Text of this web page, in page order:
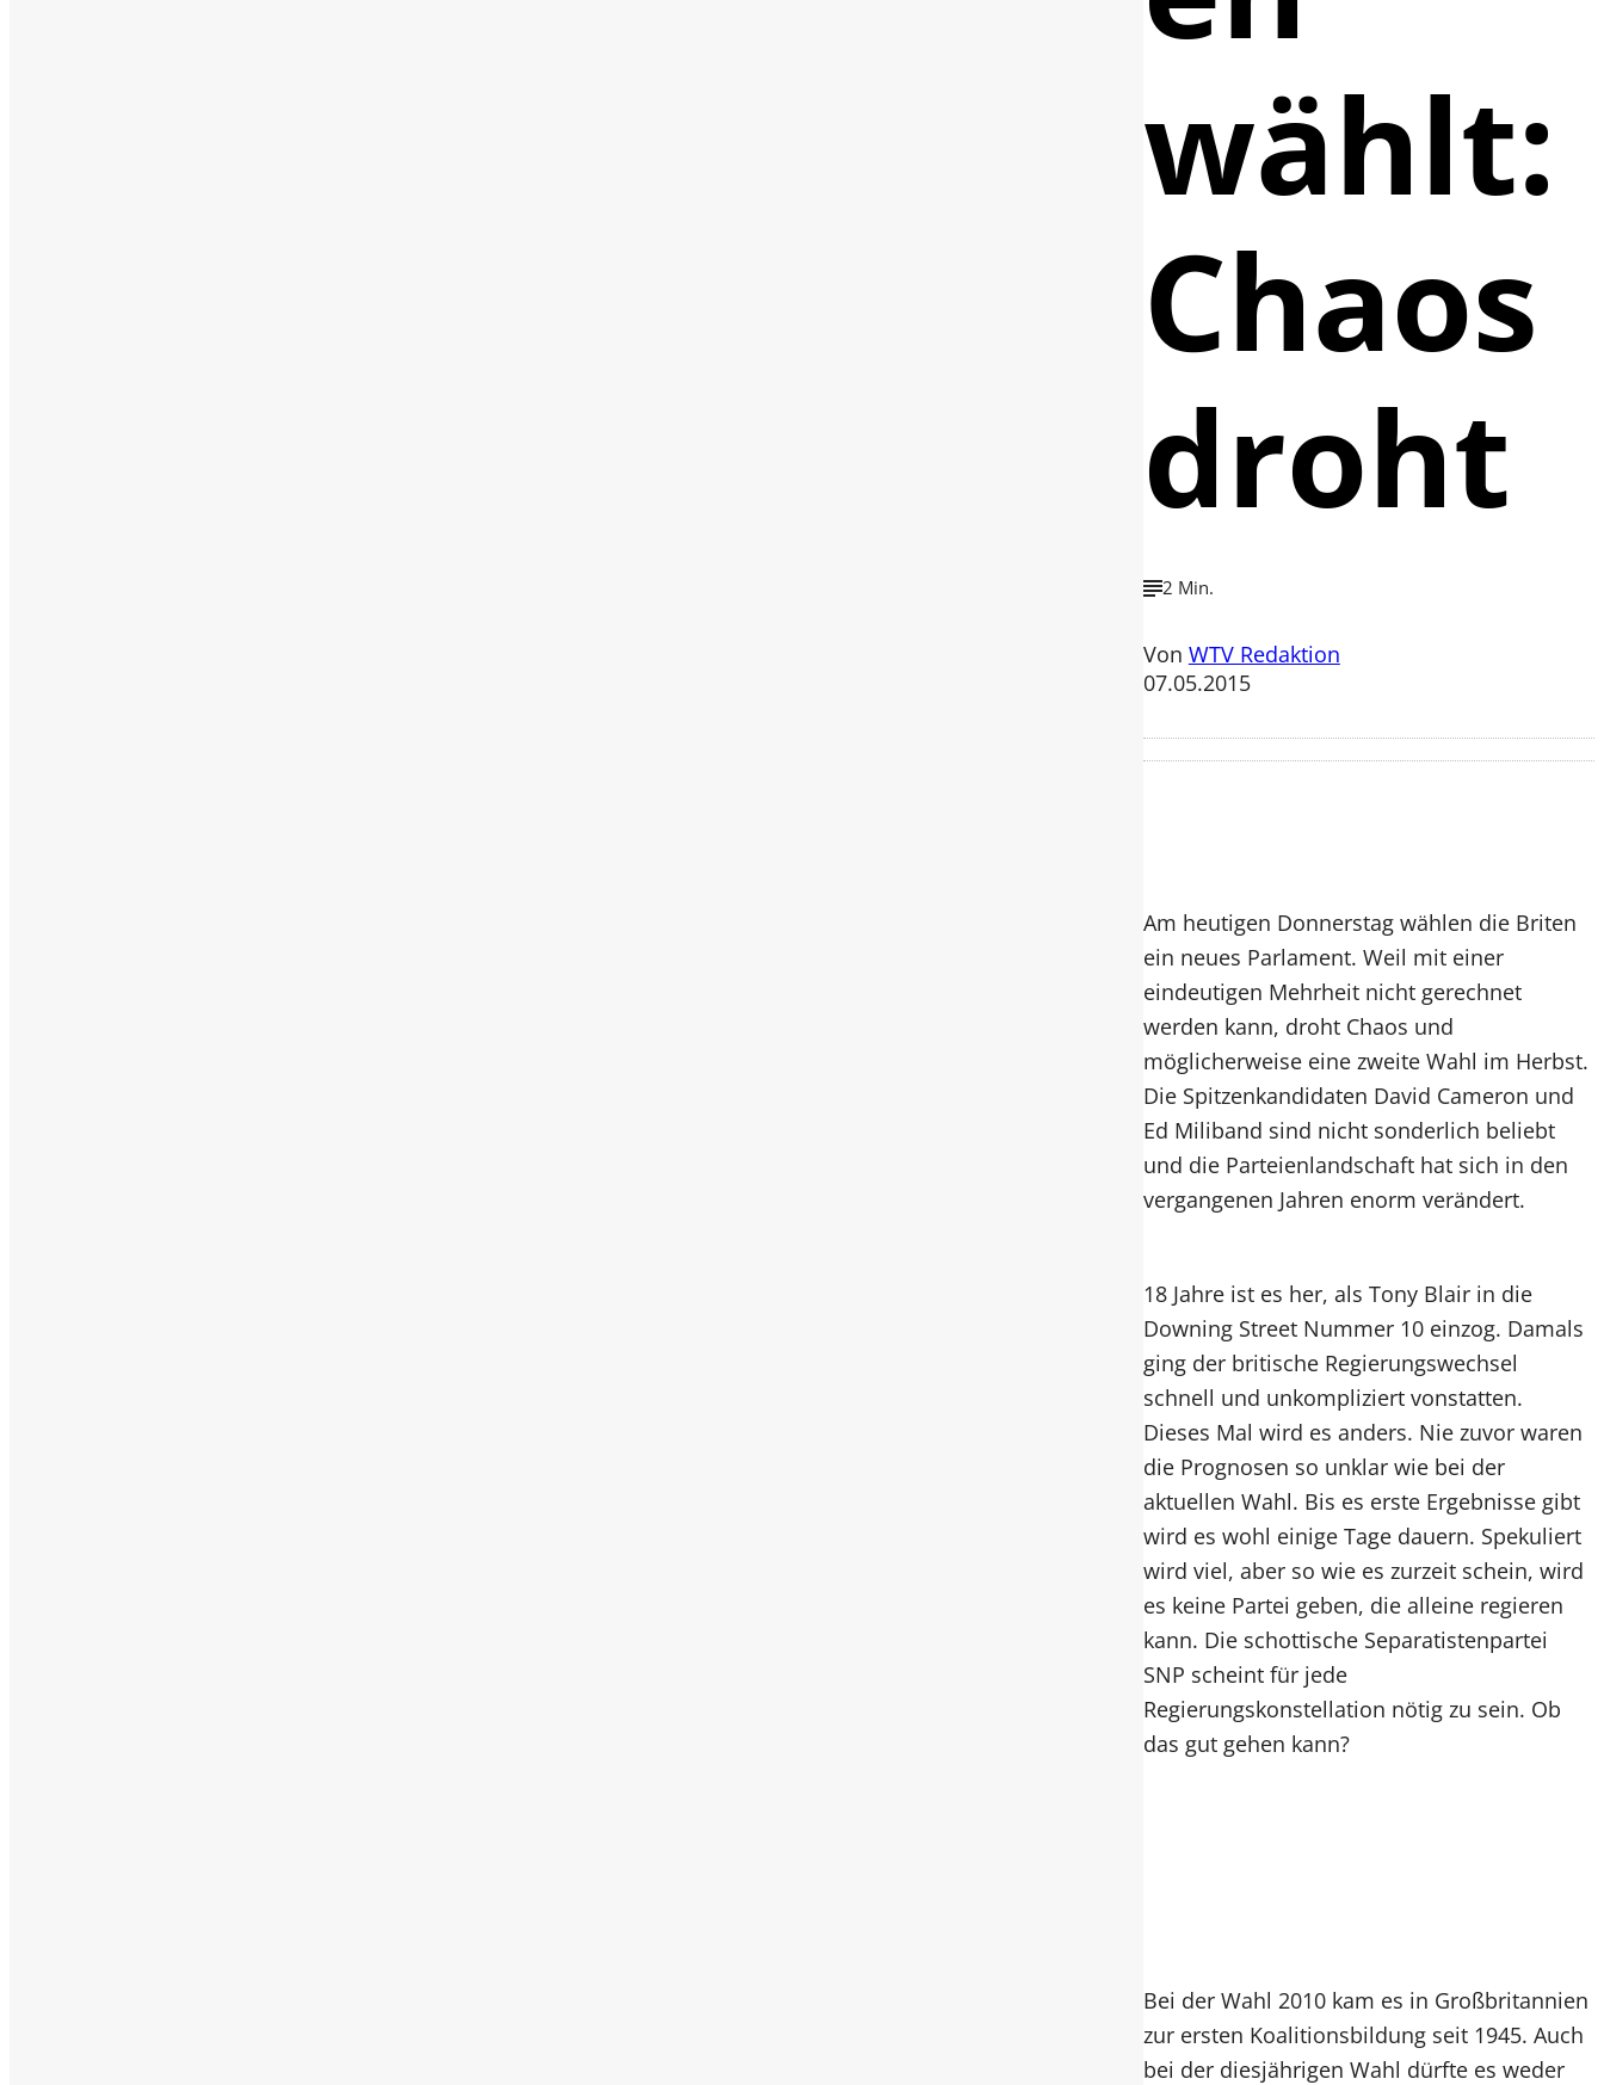
wählt:
Chaos
droht
2 Min.
Von WTV Redaktion
07.05.2015
Am heutigen Donnerstag wählen die Briten
ein neues Parlament. Weil mit einer
eindeutigen Mehrheit nicht gerechnet
werden kann, droht Chaos und
möglicherweise eine zweite Wahl im Herbst.
Die Spitzenkandidaten David Cameron und
Ed Miliband sind nicht sonderlich beliebt
und die Parteienlandschaft hat sich in den
vergangenen Jahren enorm verändert.
18 Jahre ist es her, als Tony Blair in die
Downing Street Nummer 10 einzog. Damals
ging der britische Regierungswechsel
schnell und unkompliziert vonstatten.
Dieses Mal wird es anders. Nie zuvor waren
die Prognosen so unklar wie bei der
aktuellen Wahl. Bis es erste Ergebnisse gibt
wird es wohl einige Tage dauern. Spekuliert
wird viel, aber so wie es zurzeit schein, wird
es keine Partei geben, die alleine regieren
kann. Die schottische Separatistenpartei
SNP scheint für jede
Regierungskonstellation nötig zu sein. Ob
das gut gehen kann?
Bei der Wahl 2010 kam es in Großbritannien
zur ersten Koalitionsbildung seit 1945. Auch
bei der diesjährigen Wahl dürfte es weder